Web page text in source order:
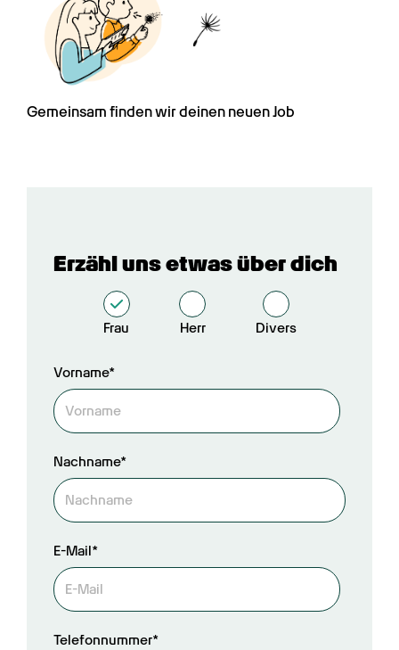
Gemeinsam finden wir deinen neuen Job
Erzähl uns etwas über dich
Frau Herr Divers
Vorname*
Nachname*
E-Mail*
Telefonnummer*